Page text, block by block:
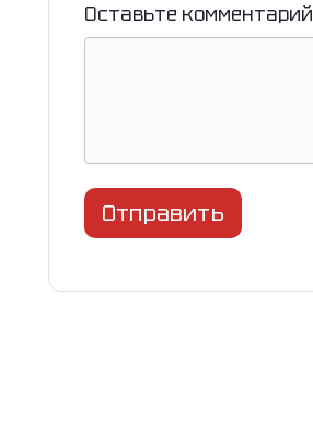
Оставьте комментарий
Отправить